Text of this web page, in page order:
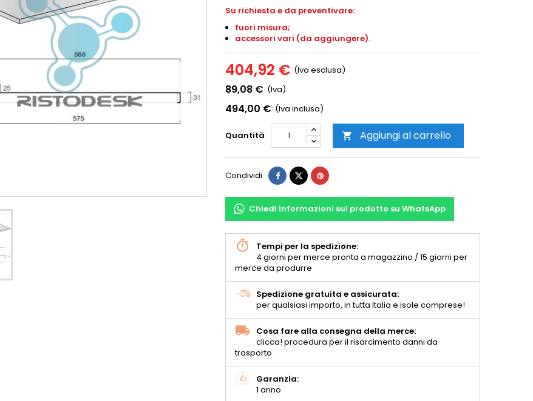
Su richiesta e da preventivare:
fuori misura;
accessori vari (da aggiungere).
404,92 € (Iva esclusa)
89,08 € (Iva)
494,00 € (Iva inclusa)
Quantità  Aggiungi al carrello
Condividi
Chiedi informazioni sul prodotto su WhatsApp
Tempi per la spedizione:
4 giorni per merce pronta a magazzino / 15 giorni per
merce da produrre
Spedizione gratuita e assicurata:
per qualsiasi importo, in tutta Italia e isole comprese!
Cosa fare alla consegna della merce:
clicca! procedura per il risarcimento danni da
trasporto
Garanzia:
1 anno